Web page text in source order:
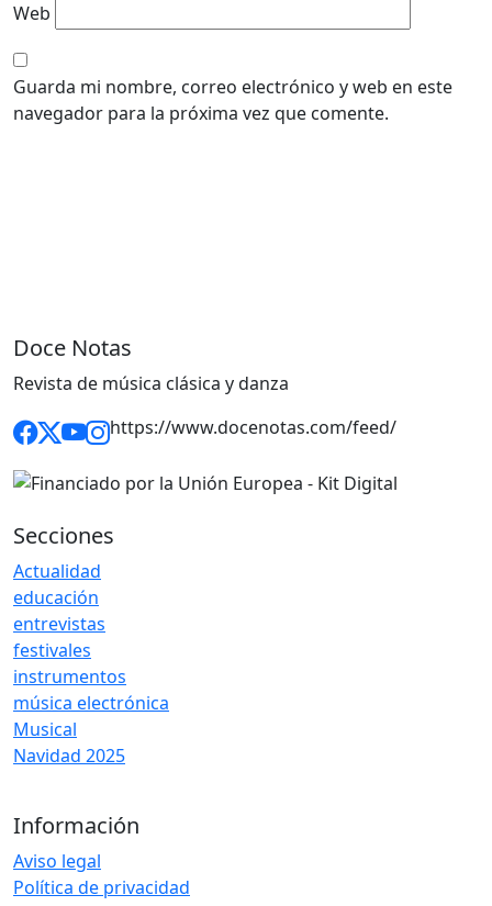
Web
Guarda mi nombre, correo electrónico y web en este
navegador para la próxima vez que comente.
Doce Notas
Revista de música clásica y danza
https://www.docenotas.com/feed/
Secciones
Actualidad
educación
entrevistas
festivales
instrumentos
música electrónica
Musical
Navidad 2025
Información
Aviso legal
Política de privacidad